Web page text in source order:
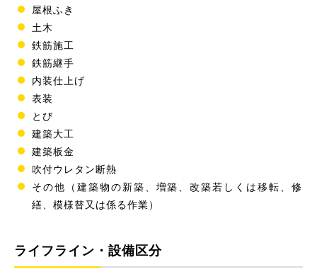
屋根ふき
土木
鉄筋施工
鉄筋継手
内装仕上げ
表装
とび
建築大工
建築板金
吹付ウレタン断熱
その他（建築物の新築、増築、改築若しくは移転、修
繕、模様替又は係る作業）
ライフライン・設備区分